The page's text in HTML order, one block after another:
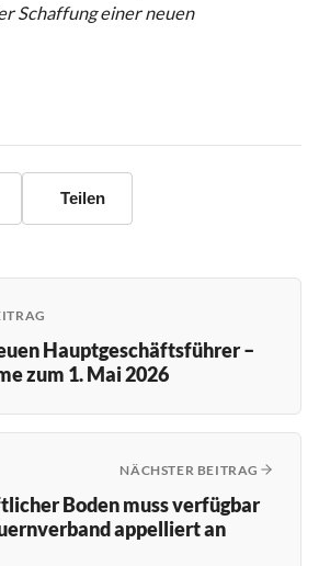
Schaffung einer neuen
Teilen
Hauptgeschäftsführer –
zum 1. Mai 2026
NÄCHSTER BEITRAG
Boden muss verfügbar
appelliert an